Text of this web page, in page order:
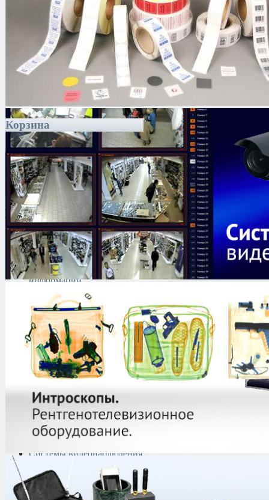
Корзина
Каталог
Антитеррористическое
оборудование
Поиск и выявление
каналов утечки
информации
Технические средства
защиты информации
Тепловизоры
Криминалистическая
техника
Поисково-досмотровое
оборудование
Средства
документирования и
Металлодетекторы
Полиграфы
Противокражные системы
Рации и Аксессуары
Переговорные устройства
Системы видеонаблюдения
оборудование
Контроль доступа